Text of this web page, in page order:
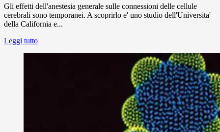
Gli effetti dell'anestesia generale sulle connessioni delle cellule
cerebrali sono temporanei. A scoprirlo e' uno studio dell'Universita'
della California e...
Leggi tutto